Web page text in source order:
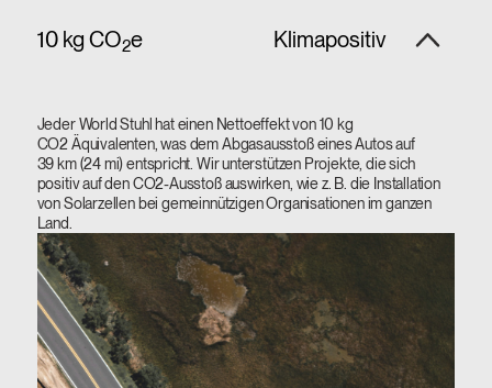
10 kg CO2e Klimapositiv
Jeder World Stuhl hat einen Nettoeffekt von 10 kg
CO2 Äquivalenten, was dem Abgasausstoß eines Autos auf
39 km (24 mi) entspricht. Wir unterstützen Projekte, die sich
positiv auf den CO2-Ausstoß auswirken, wie z. B. die Installation
von Solarzellen bei gemeinnützigen Organisationen im ganzen
Land.